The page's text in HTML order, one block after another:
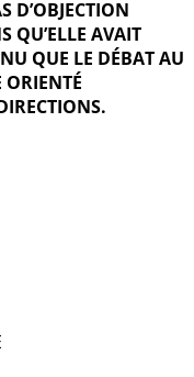
D’OBJECTION
QU’ELLE AVAIT
QUE LE DÉBAT AU
ORIENTÉ